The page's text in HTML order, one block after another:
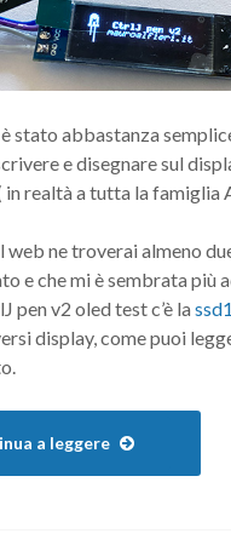
stato abbastanza
e disegnare sul
in realtà a tutta la famiglia
web ne troverai almeno
e che mi è sembrata più
pen v2 oled test c’è la
display, come puoi
a leggere